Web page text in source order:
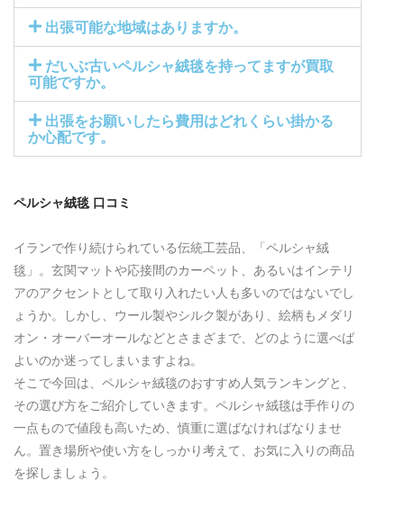
出張可能な地域はありますか。
だいぶ古いペルシャ絨毯を持ってますが買取
可能ですか。
出張をお願いしたら費用はどれくらい掛かる
か心配です。
ペルシャ絨毯 口コミ
イランで作り続けられている伝統工芸品、「ペルシャ絨
毯」。玄関マットや応接間のカーペット、あるいはインテリ
アのアクセントとして取り入れたい人も多いのではないでし
ょうか。しかし、ウール製やシルク製があり、絵柄もメダリ
オン・オーバーオールなどとさまざまで、どのように選べば
よいのか迷ってしまいますよね。
そこで今回は、ペルシャ絨毯のおすすめ人気ランキングと、
その選び方をご紹介していきます。ペルシャ絨毯は手作りの
一点もので値段も高いため、慎重に選ばなければなりませ
ん。置き場所や使い方をしっかり考えて、お気に入りの商品
を探しましょう。